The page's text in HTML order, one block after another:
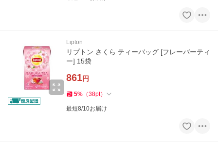
Lipton
リプトン さくら ティーバッグ [フレーバーティ
ー] 15袋
861円
5% （38pt）
最短8/10お届け